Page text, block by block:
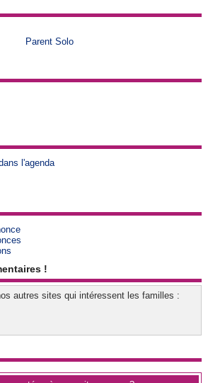
Parent Solo
l'agenda
!
autres sites qui intéressent les familles :